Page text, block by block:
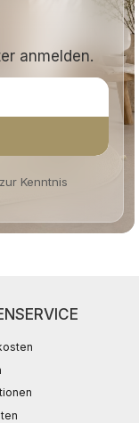
anmelden.
zur Kenntnis